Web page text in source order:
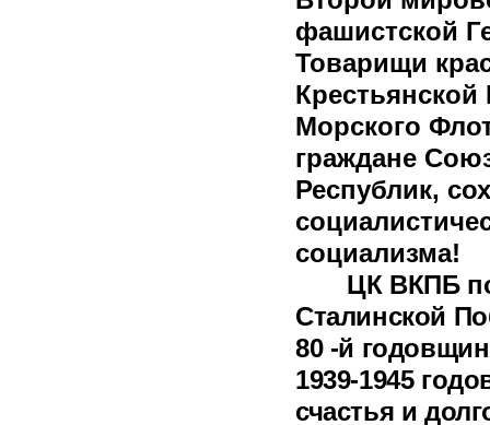
фашистской
Товарищи
Морского
граждане
Республик,
социализма!
ЦК ВКПБ
Сталинской
80 -й
1939-1945
счастья и